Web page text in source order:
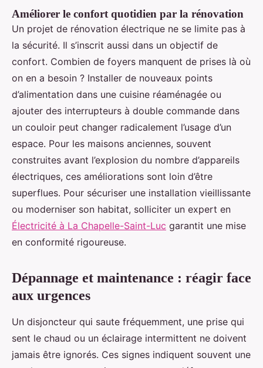
Améliorer le confort quotidien par la rénovation
Un projet de rénovation électrique ne se limite pas à
la sécurité. Il s’inscrit aussi dans un objectif de
confort. Combien de foyers manquent de prises là où
on en a besoin ? Installer de nouveaux points
d’alimentation dans une cuisine réaménagée ou
ajouter des interrupteurs à double commande dans
un couloir peut changer radicalement l’usage d’un
espace. Pour les maisons anciennes, souvent
construites avant l’explosion du nombre d’appareils
électriques, ces améliorations sont loin d’être
superflues. Pour sécuriser une installation vieillissante
ou moderniser son habitat, solliciter un expert en
Électricité à La Chapelle-Saint-Luc garantit une mise
en conformité rigoureuse.
Dépannage et maintenance : réagir face
aux urgences
Un disjoncteur qui saute fréquemment, une prise qui
sent le chaud ou un éclairage intermittent ne doivent
jamais être ignorés. Ces signes indiquent souvent une